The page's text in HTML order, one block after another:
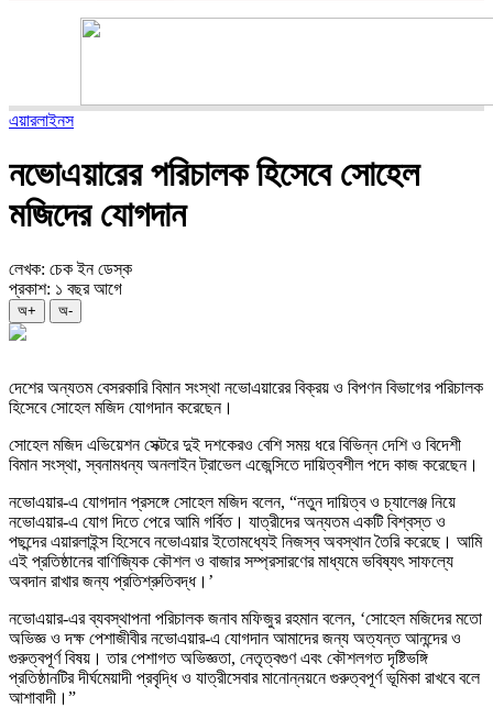
এয়ারলাইনস
নভোএয়ারের পরিচালক হিসেবে সোহেল
মজিদের যোগদান
লেখক: চেক ইন ডেস্ক
প্রকাশ: ১ বছর আগে
অ+ অ-
দেশের অন্যতম বেসরকারি বিমান সংস্থা নভোএয়ারের বিক্রয় ও বিপণন বিভাগের পরিচালক
হিসেবে সোহেল মজিদ যোগদান করেছেন।
সোহেল মজিদ এভিয়েশন সেক্টরে দুই দশকেরও বেশি সময় ধরে বিভিন্ন দেশি ও বিদেশী
বিমান সংস্থা, স্বনামধন্য অনলাইন ট্রাভেল এজেন্সিতে দায়িত্বশীল পদে কাজ করেছেন।
নভোএয়ার-এ যোগদান প্রসঙ্গে সোহেল মজিদ বলেন, “নতুন দায়িত্ব ও চ্যালেঞ্জ নিয়ে
নভোএয়ার-এ যোগ দিতে পেরে আমি গর্বিত। যাত্রীদের অন্যতম একটি বিশ্বস্ত ও
পছন্দের এয়ারলাইন্স হিসেবে নভোএয়ার ইতোমধ্যেই নিজস্ব অবস্থান তৈরি করেছে। আমি
এই প্রতিষ্ঠানের বাণিজ্যিক কৌশল ও বাজার সম্প্রসারণের মাধ্যমে ভবিষ্যৎ সাফল্যে
অবদান রাখার জন্য প্রতিশ্রুতিবদ্ধ।’
নভোএয়ার-এর ব্যবস্থাপনা পরিচালক জনাব মফিজুর রহমান বলেন, ‘সোহেল মজিদের মতো
অভিজ্ঞ ও দক্ষ পেশাজীবীর নভোএয়ার-এ যোগদান আমাদের জন্য অত্যন্ত আনন্দের ও
গুরুত্বপূর্ণ বিষয়। তার পেশাগত অভিজ্ঞতা, নেতৃত্বগুণ এবং কৌশলগত দৃষ্টিভঙ্গি
প্রতিষ্ঠানটির দীর্ঘমেয়াদী প্রবৃদ্ধি ও যাত্রীসেবার মানোন্নয়নে গুরুত্বপূর্ণ ভূমিকা রাখবে বলে
আশাবাদী।”